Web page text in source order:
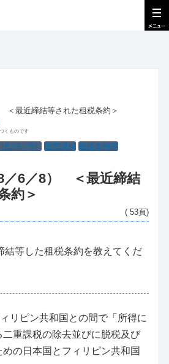
＜最近締結等された租税条約＞
くものです
8／6／8） 国際課税 租税条約等
／6／8） ＜最近締結
約＞
( 53頁)
結等した租税条約を教えてくだ
リピン共和国との間で「所得に
重課税の除去並びに脱税及び
の日本国とフィリピン共和国